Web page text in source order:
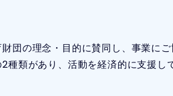
団の理念・目的に賛同し、事業に
種類があり、活動を経済的に支援し